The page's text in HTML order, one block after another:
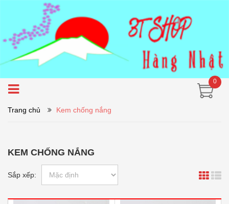
0
Trang chủ Kem chống nắng
KEM CHỐNG NẮNG
Sắp xếp: